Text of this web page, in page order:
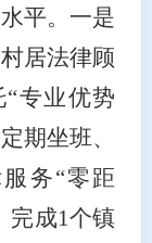
平。一是
居法律顾
专业优势
期坐班、
务“零距
完成1个镇